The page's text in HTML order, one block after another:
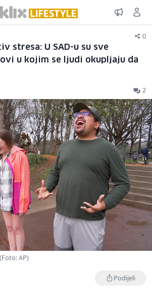
0
stresa: U SAD-u su sve
u kojim se ljudi okupljaju da
2
AP)
Podijeli